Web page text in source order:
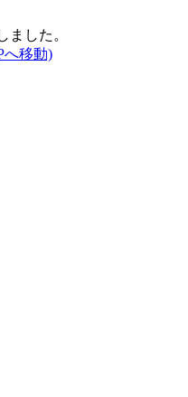
ました。
へ移動)